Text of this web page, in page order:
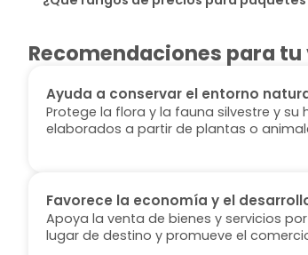
Recomendaciones para tu
Ayuda a conservar el entorno
Protege la flora y la fauna silvestre y
elaborados a partir de plantas o
Favorece la economía y el
Apoya la venta de bienes y servicios
lugar de destino y promueve el